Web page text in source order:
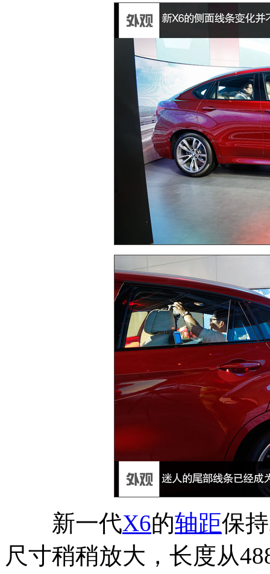
新一代X6的轴距保
尺寸稍稍放大，长度从